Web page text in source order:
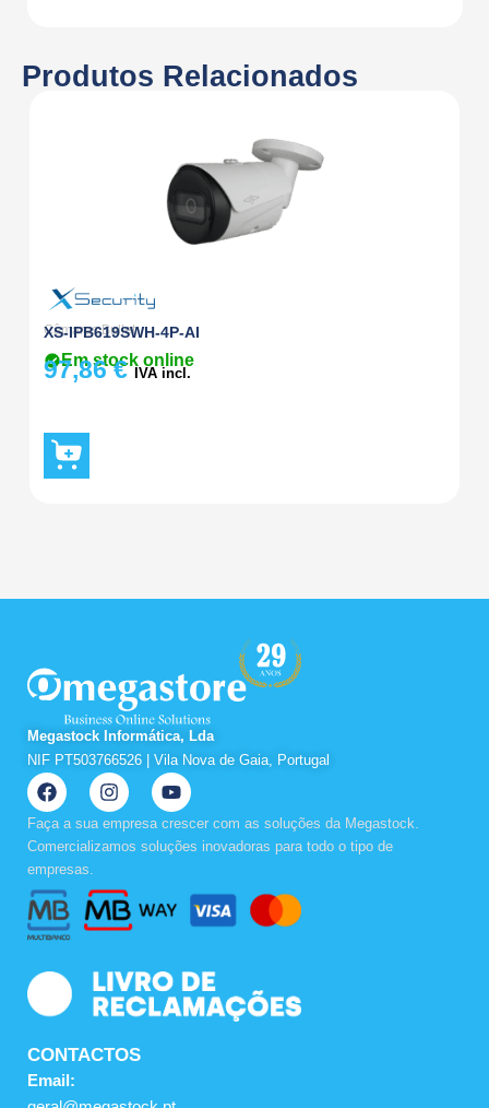
Produtos Relacionados
Câmaras Bullet
XS-IPB619SWH-4P-AI
Em stock online
97,86€ IVA incl.
Megastock Informática, Lda
NIF PT503766526 | Vila Nova de Gaia, Portugal
F
a
c
e
o
o
k
I
n
s
t
r
a
m
Y
o
u
t
u
e
Faça a sua empresa crescer com as soluções da Megastock.
Comercializamos soluções inovadoras para todo o tipo de
empresas.
CONTACTOS
Email: